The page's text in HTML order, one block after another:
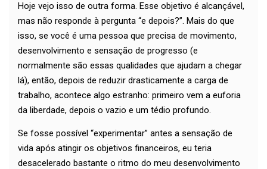
Hoje vejo isso de outra forma. Esse objetivo é alcançável,
mas não responde à pergunta “e depois?”. Mais do que
isso, se você é uma pessoa que precisa de movimento,
desenvolvimento e sensação de progresso (e
normalmente são essas qualidades que ajudam a chegar
lá), então, depois de reduzir drasticamente a carga de
trabalho, acontece algo estranho: primeiro vem a euforia
da liberdade, depois o vazio e um tédio profundo.
Se fosse possível “experimentar” antes a sensação de
vida após atingir os objetivos financeiros, eu teria
desacelerado bastante o ritmo do meu desenvolvimento